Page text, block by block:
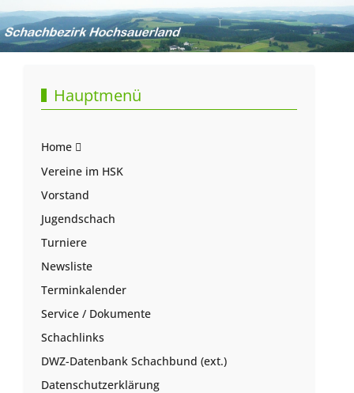
Hauptmenü
Home
Vereine im HSK
Vorstand
Jugendschach
Turniere
Newsliste
Terminkalender
Service / Dokumente
Schachlinks
DWZ-Datenbank Schachbund (ext.)
Datenschutzerklärung